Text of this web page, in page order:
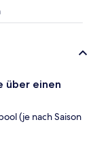
über einen
(je nach Saison